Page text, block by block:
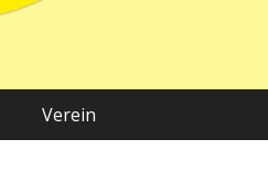
Verein